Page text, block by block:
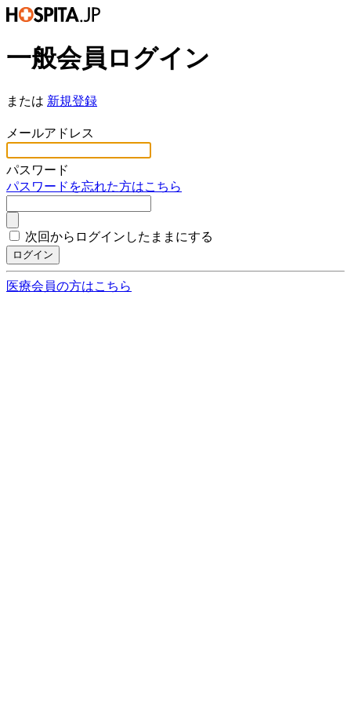
一般会員ログイン
または 新規登録
メールアドレス
パスワード
パスワードを忘れた方はこちら
次回からログインしたままにする
ログイン
医療会員の方はこちら